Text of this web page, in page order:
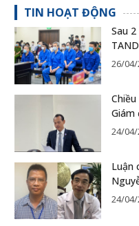
TIN HOẠT ĐỘNG
Sau
26/04/
Giám
24/04/
Luận
24/04/